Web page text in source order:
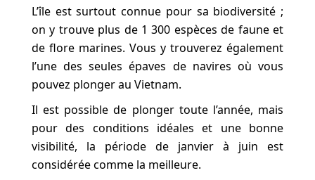
L’île est surtout connue pour sa biodiversité ;
on y trouve plus de 1 300 espèces de faune et
de flore marines. Vous y trouverez également
l’une des seules épaves de navires où vous
pouvez plonger au Vietnam.
Il est possible de plonger toute l’année, mais
pour des conditions idéales et une bonne
visibilité, la période de janvier à juin est
considérée comme la meilleure.